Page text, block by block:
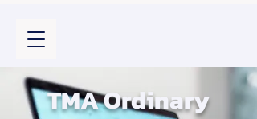
TMA Ordinary